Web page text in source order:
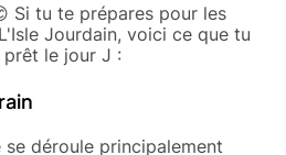
Si tu te prépares pour les
Jourdain, voici ce que tu
le jour J :
se déroule principalement